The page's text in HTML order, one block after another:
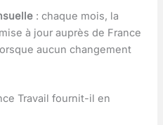
: chaque mois, la
à jour auprès de France
aucun changement
Travail fournit-il en